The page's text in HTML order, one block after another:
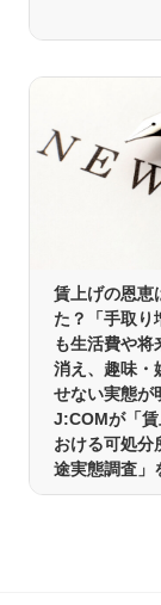
賃上げの恩恵
た？「手取り
も生活費や将
消え、趣味・
せない実態が
J:COMが「賃
おける可処分
途実態調査」